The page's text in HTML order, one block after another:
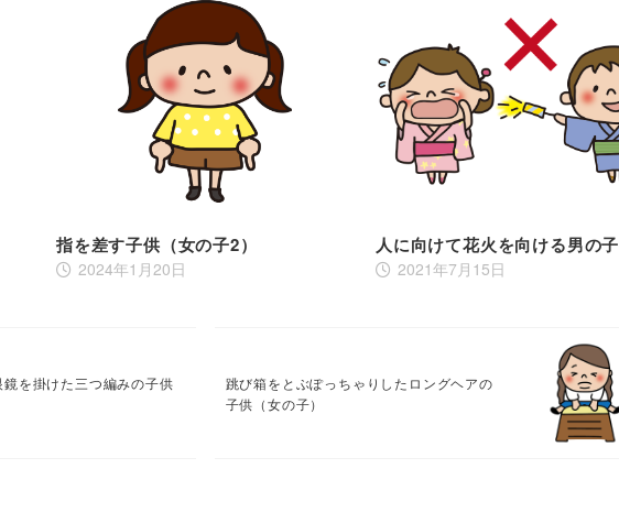
指を差す子供（女の子2）
2024年1月20日
人に向けて花火を向ける男の子
2021年7月15日
を掛けた三つ編みの子供
跳び箱をとぶぽっちゃりしたロングヘアの
子供（女の子）